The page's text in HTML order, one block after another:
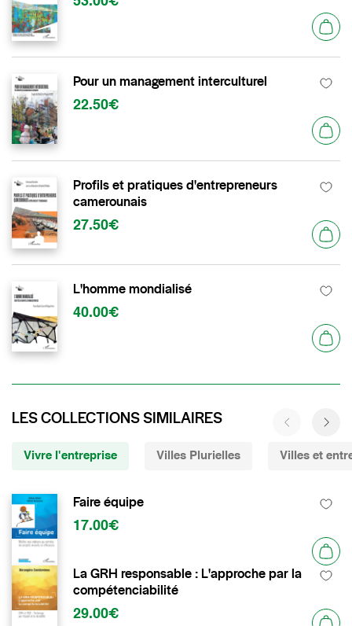
Pour un management interculturel
22.50€
Profils et pratiques d'entrepreneurs
camerounais
27.50€
L'homme mondialisé
40.00€
LES COLLECTIONS SIMILAIRES
Vivre l'entreprise Villes Plurielles Villes et
Faire équipe
17.00€
La GRH responsable : L'approche par la
compétenciabilité
29.00€